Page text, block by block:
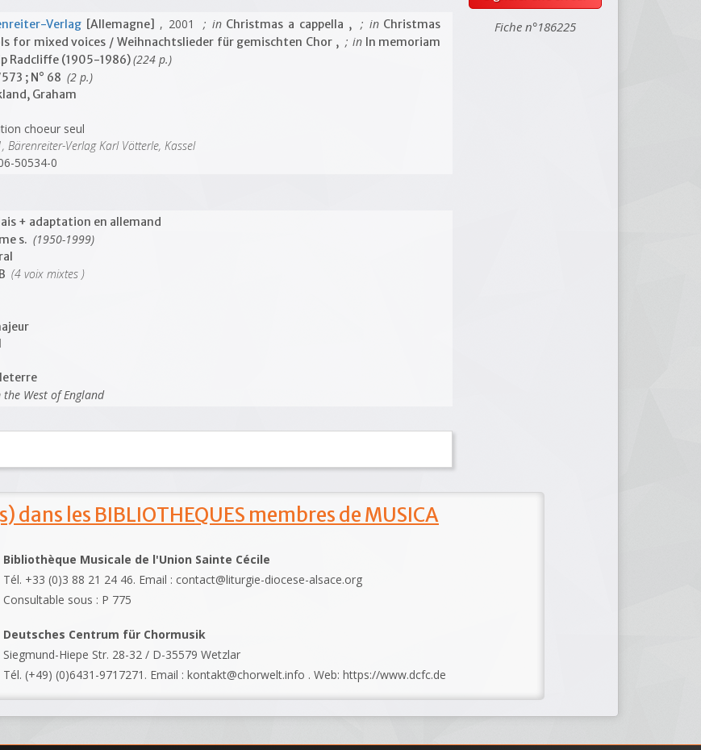
Verlag [Allemagne] , 2001 ; inChristmas a cappella , ; inChristmas
for mixed voices / Weihnachtslieder für gemischten Chor , ; inIn memoriam
Radcliffe (1905-1986)(224 p.)
; N° 68 (2 p.)
Graham
choeur seul
Bärenreiter-Verlag Karl Vötterle, Kassel
50534-0
+ adaptation en allemand
s. (1950-1999)
(4 voix mixtes )
West of England
Fiche n°186225
dans les BIBLIOTHEQUES membres de MUSICA
Bibliothèque Musicale de l'Union Sainte Cécile
Tél. +33 (0)3 88 21 24 46. Email : contact@liturgie-diocese-alsace.org
Consultable sous : P 775
Deutsches Centrum für Chormusik
Siegmund-Hiepe Str. 28-32 / D-35579 Wetzlar
Tél. (+49) (0)6431-9717271. Email : kontakt@chorwelt.info . Web: https://www.dcfc.de